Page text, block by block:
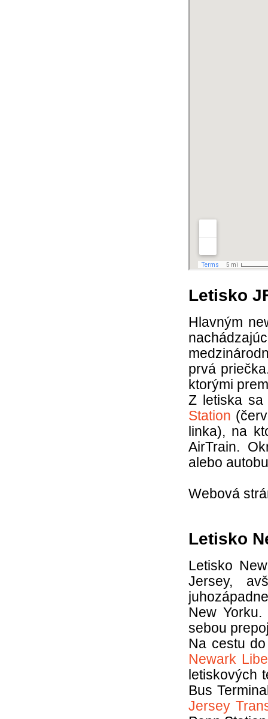
Letisko
Hlavným
prvá
ktorými
Z letiska
Station
linka), na
AirTrain.
alebo
Webová
Letisko
Letisko
Jersey,
New
sebou
Na cestu
Newark
letiskových
Bus
Jersey